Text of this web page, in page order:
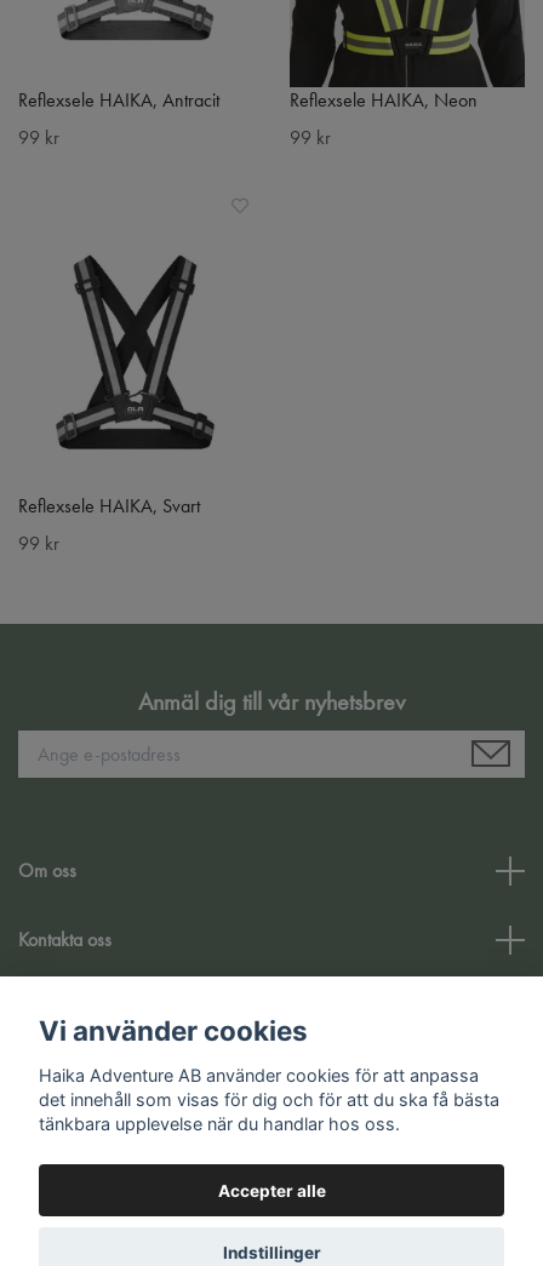
Reflexsele HAIKA, Antracit
99 kr
Reflexsele HAIKA, Neon
99 kr
Reflexsele HAIKA, Svart
99 kr
Anmäl dig till vår nyhetsbrev
Om oss
Kontakta oss
Sociale medier
© 2026 Haika Adventure AB
Vi använder cookies
Haika Adventure AB använder cookies för att anpassa
det innehåll som visas för dig och för att du ska få bästa
tänkbara upplevelse när du handlar hos oss.
Accepter alle
Indstillinger